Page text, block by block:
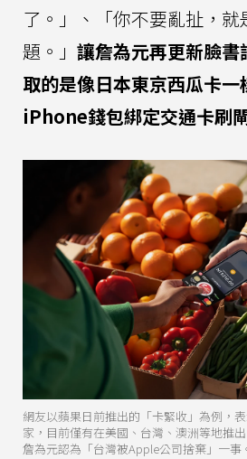
了。」、「你不要亂扯，就
題。」 讓詹為元再更新臉
取的是像日本東京西瓜卡一
iPhone錢包綁定交通卡刷
網友以蘋果日前推出的「卡緊收」為例，
家，目前僅有在美國、台灣、澳洲等地推
詹為元認為「台灣被Apple公司捨棄」一事